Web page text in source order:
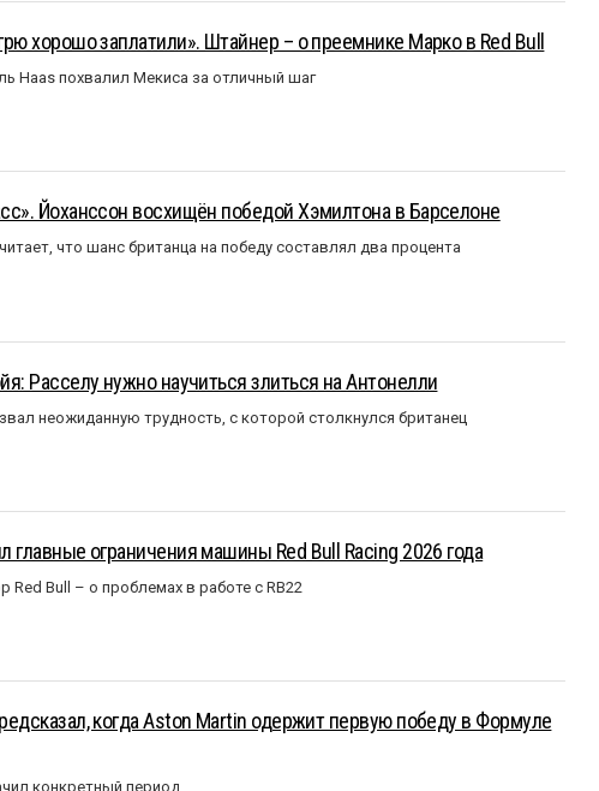
хорошо заплатили». Штайнер – о преемнике Марко в Red Bull
Haas похвалил Мекиса за отличный шаг
Йоханссон восхищён победой Хэмилтона в Барселоне
что шанс британца на победу составлял два процента
Расселу нужно научиться злиться на Антонелли
неожиданную трудность, с которой столкнулся британец
главные ограничения машины Red Bull Racing 2026 года
Red Bull – о проблемах в работе с RB22
когда Aston Martin одержит первую победу в Формуле
конкретный период